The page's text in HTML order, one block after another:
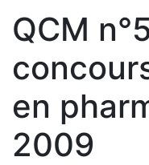
QCM
en
2009